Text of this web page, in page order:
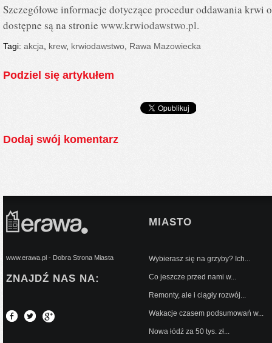
Szczegółowe informacje dotyczące procedur oddawania
dostępne są na stronie www.krwiodawstwo.pl.
Tagi: akcja krew, krwiodawstwo Rawa Mazowiecka
Podziel się artykułem
Dodaj swój komentarz
www.erawa.pl - Dobra Strona Miasta
ZNAJDŹ NAS NA:
MIASTO
Wybierasz się na grzyby? Ich...
Co jeszcze przed nami w...
Remonty, ale i ciągły rozwój...
Wakacje czasem podsumowań w...
Nowa łódź za 50 tys. zł...